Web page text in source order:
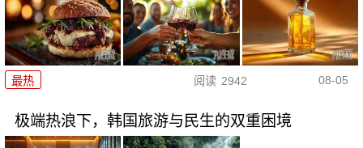
最热 阅读 2942 08-05
极端热浪下，韩国旅游与民生的双重困境